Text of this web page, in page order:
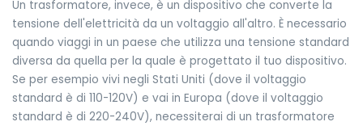
Un trasformatore, invece, è un dispositivo che converte la
tensione dell'elettricità da un voltaggio all'altro. È necessario
quando viaggi in un paese che utilizza una tensione standard
diversa da quella per la quale è progettato il tuo dispositivo.
Se per esempio vivi negli Stati Uniti (dove il voltaggio
standard è di 110-120V) e vai in Europa (dove il voltaggio
standard è di 220-240V), necessiterai di un trasformatore